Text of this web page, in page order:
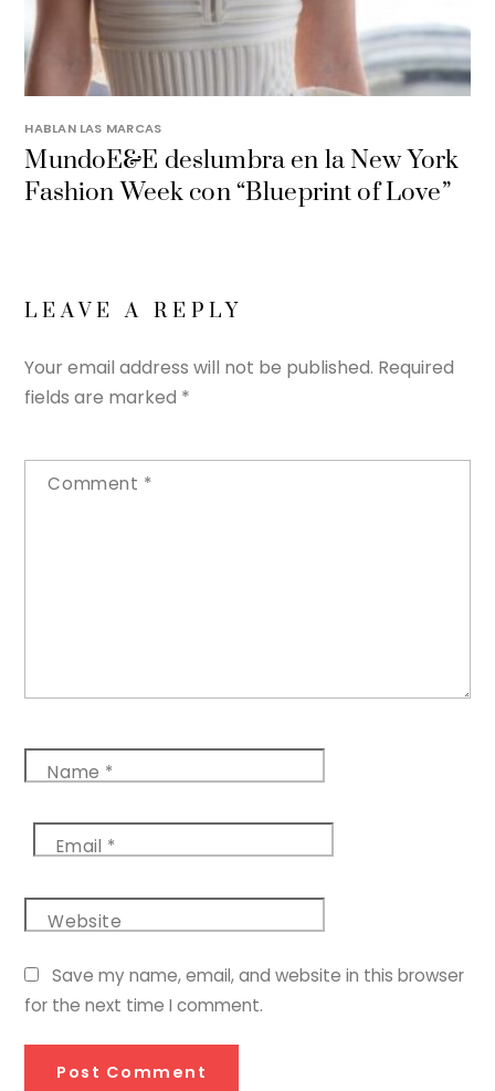
HABLAN LAS MARCAS
MundoE&E deslumbra en la New York
Fashion Week con “Blueprint of Love”
LEAVE A REPLY
Your email address will not be published. Required
fields are marked *
Comment *
Name *
Email *
Website
Save my name, email, and website in this browser
for the next time I comment.